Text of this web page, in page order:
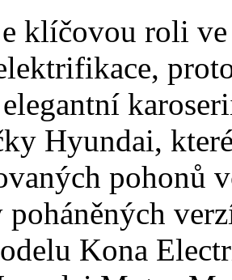
klíčovou roli
Hyundai,
pohonů
Kona